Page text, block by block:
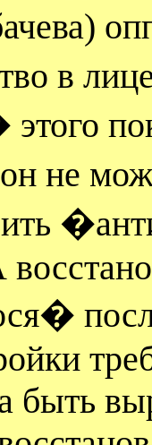
в
не
быть